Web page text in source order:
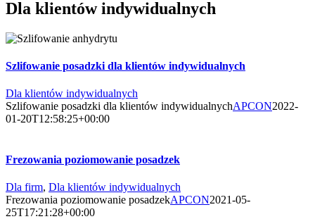
Dla klientów indywidualnych
Szlifowanie posadzki dla klientów indywidualnych
Dla klientów indywidualnych
Szlifowanie posadzki dla klientów indywidualnychAPCON2022-
01-20T12:58:25+00:00
Frezowania poziomowanie posadzek
Dla firm, Dla klientów indywidualnych
Frezowania poziomowanie posadzekAPCON2021-05-
25T17:21:28+00:00